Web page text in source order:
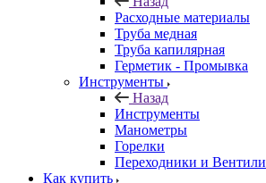
Расходные материалы
Труба медная
Труба капилярная
Герметик - Промывка
Инструменты
Назад
Инструменты
Манометры
Горелки
Переходники и Вентили
Как купить